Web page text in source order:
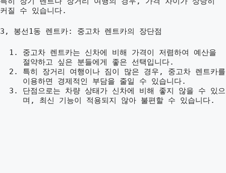
커질 수 있습니다.
3, 봉선1동 렌트카: 중고차 렌트카의 장단점
중고차 렌트카는 신차에 비해 가격이 저렴하여 예산을
절약하고 싶은 분들에게 좋은 선택입니다.
특히 장거리 여행이나 짐이 많은 경우, 중고차 렌트카를
이용하면 경제적인 부담을 줄일 수 있습니다.
단점으로는 차량 상태가 신차에 비해 좋지 않을 수 있으
며, 최신 기능이 적용되지 않아 불편할 수 있습니다.